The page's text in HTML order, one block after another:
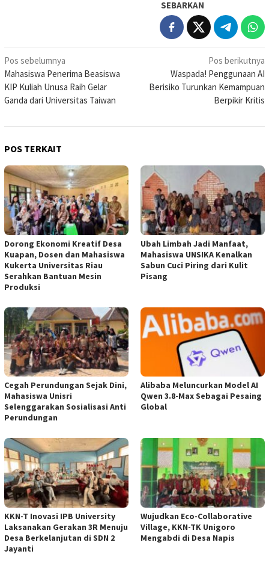
SEBARKAN
Navigasi
pos
Pos sebelumnya
Mahasiswa Penerima Beasiswa
KIP Kuliah Unusa Raih Gelar
Ganda dari Universitas Taiwan
Pos berikutnya
Waspada! Penggunaan AI
Berisiko Turunkan Kemampuan
Berpikir Kritis
POS TERKAIT
Dorong Ekonomi Kreatif Desa
Kuapan, Dosen dan Mahasiswa
Kukerta Universitas Riau
Serahkan Bantuan Mesin
Produksi
Ubah Limbah Jadi Manfaat,
Mahasiswa UNSIKA Kenalkan
Sabun Cuci Piring dari Kulit
Pisang
Cegah Perundungan Sejak Dini,
Mahasiswa Unisri
Selenggarakan Sosialisasi Anti
Perundungan
Alibaba Meluncurkan Model AI
Qwen 3.8-Max Sebagai Pesaing
Global
KKN-T Inovasi IPB University
Laksanakan Gerakan 3R Menuju
Desa Berkelanjutan di SDN 2
Jayanti
Wujudkan Eco-Collaborative
Village, KKN-TK Unigoro
Mengabdi di Desa Napis